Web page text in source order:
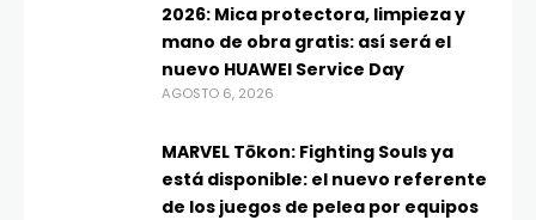
2026: Mica protectora, limpieza y
mano de obra gratis: así será el
nuevo HUAWEI Service Day
AGOSTO 6, 2026
MARVEL Tōkon: Fighting Souls ya
está disponible: el nuevo referente
de los juegos de pelea por equipos